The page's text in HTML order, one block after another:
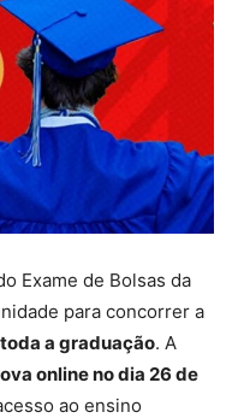
Exame de Bolsas da
para concorrer a
a graduação. A
online no dia 26 de
ao ensino